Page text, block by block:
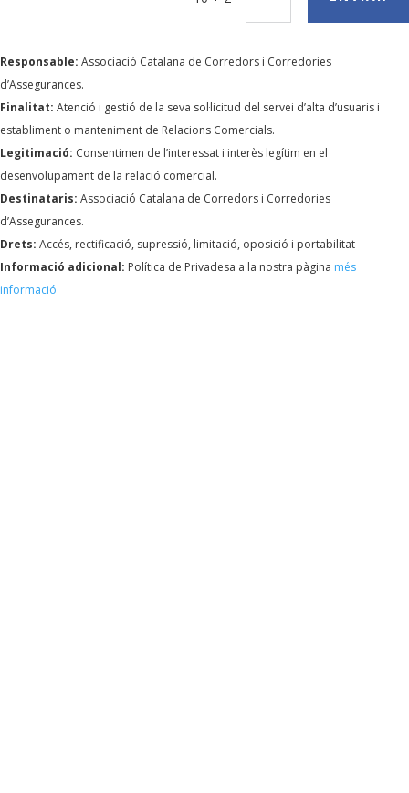
Responsable: Associació Catalana de Corredors i Corredories
d’Assegurances.
Finalitat: Atenció i gestió de la seva sol·licitud del servei d’alta d’usuaris i
establiment o manteniment de Relacions Comercials.
Legitimació: Consentimen de l’interessat i interès legítim en el
desenvolupament de la relació comercial.
Destinataris: Associació Catalana de Corredors i Corredories
d’Assegurances.
Drets: Accés, rectificació, supressió, limitació, oposició i portabilitat
Informació adicional: Política de Privadesa a la nostra pàgina més
informació